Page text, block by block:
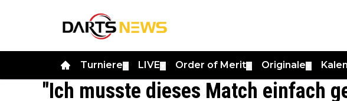
Turniere LIVE Order of Merit Originale
"Ich musste dieses Match einfach